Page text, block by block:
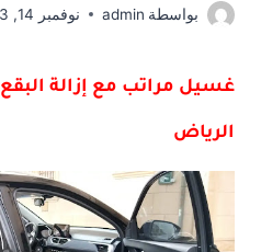
بواسطة admin نوفمبر 14, 2023
غسيل مراتب مع إزالة
الرياض